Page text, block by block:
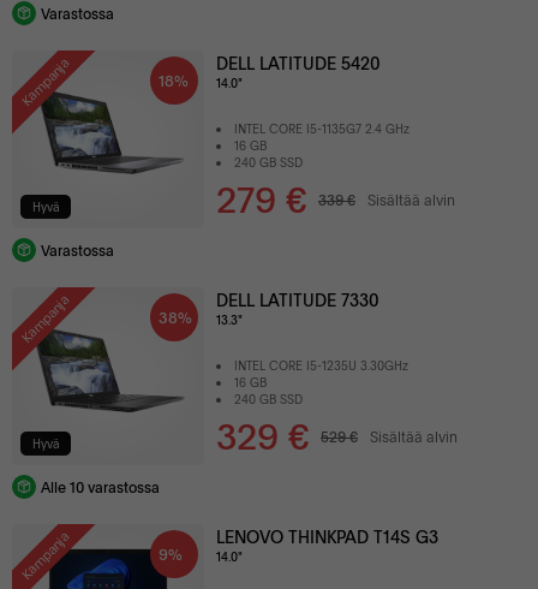
Varastossa
Kampanja 18%
Hyvä
DELL LATITUDE 5420
14.0"
INTEL CORE I5-1135G7 2.4 GHz
16 GB
240 GB SSD
279 € 339 € Sisältää alvin
Varastossa
Kampanja 38%
Hyvä
DELL LATITUDE 7330
13.3"
INTEL CORE I5-1235U 3.30GHz
16 GB
240 GB SSD
329 € 529 € Sisältää alvin
Alle 10 varastossa
Kampanja 9%
LENOVO THINKPAD T14S G3
14.0"